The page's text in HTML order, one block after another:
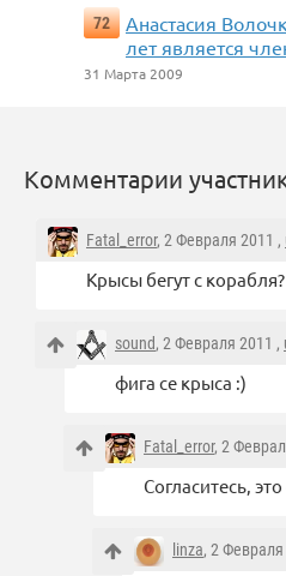
72
Анастасия
лет является
31 Марта 2009
Комментарии
Fatal_error, 2 Февраля 2011 ,
Крысы бегут с корабля?
sound, 2 Февраля 2011 ,
фига се крыса :)
Fatal_error, 2
Согласитесь,
linza, 2 Февраля